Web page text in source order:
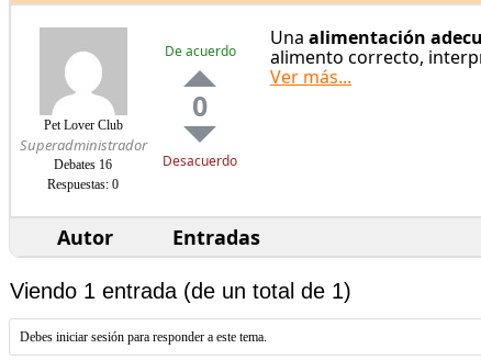
Pet Lover Club
Superadministrador
Debates 16
Respuestas: 0
De acuerdo
0
Desacuerdo
Una alimentación
alimento correcto,
Ver más...
Autor Entradas
Viendo 1 entrada (de un total de 1)
Debes iniciar sesión para responder a este tema.